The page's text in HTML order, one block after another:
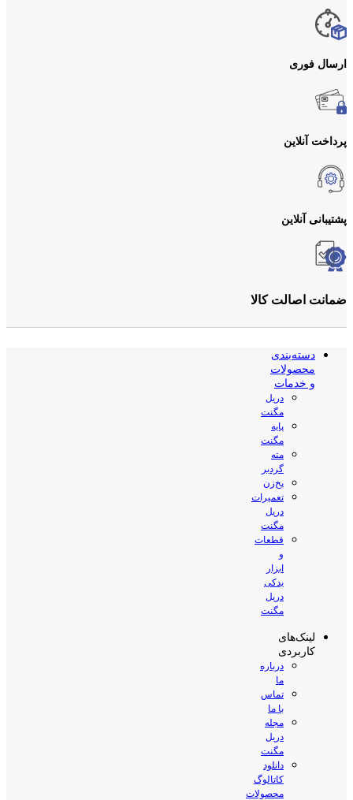
ارسال فوری
پرداخت آنلاین
پشتیبانی آنلاین
ضمانت اصالت کالا
دسته‌بندی
محصولات
و خدمات
دریل
مگنت
پایه
مگنت
مته
گردبر
پخ‌زن
تعمیرات
دریل
مگنت
قطعات
و
ابزار
یدکی
دریل
مگنت
لینک‌های
کاربردی
درباره
ما
تماس
با ما
مجله
دریل
مگنت
دانلود
کاتالوگ
محصولات